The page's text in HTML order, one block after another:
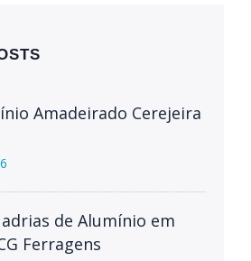
Amadeirado Cerejeira
de Alumínio em
Ferragens